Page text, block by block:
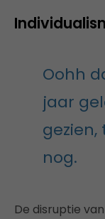
Oohh
jaar
nog.
De disruptie